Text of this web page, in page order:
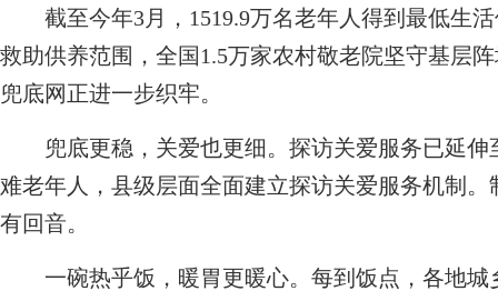
截至今年3月，1519.9万名老年人得到最低生活
救助供养范围，全国1.5万家农村敬老院坚守基层
兜底网正进一步织牢。
兜底更稳，关爱也更细。探访关爱服务已延伸
难老年人，县级层面全面建立探访关爱服务机制
有回音。
一碗热乎饭，暖胃更暖心。每到饭点，各地城